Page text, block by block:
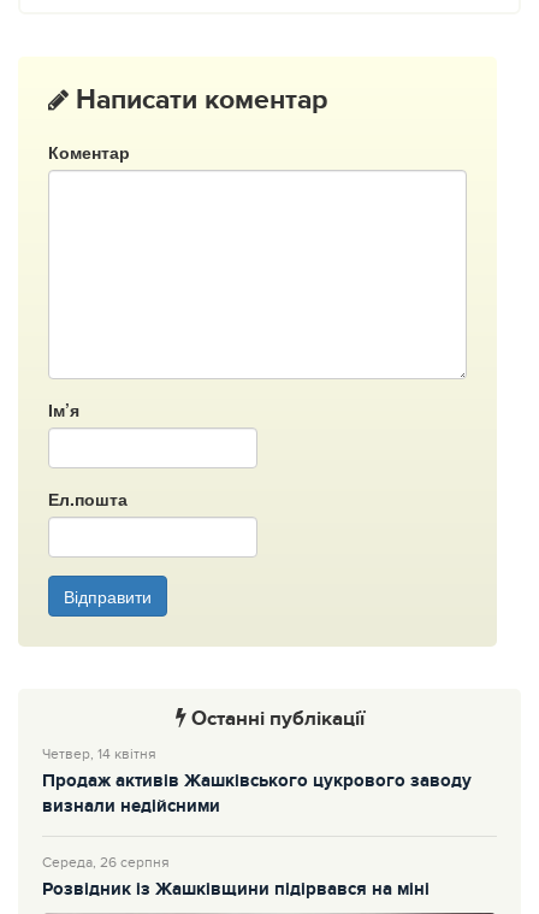
Написати коментар
Коментар
Ім’я
Ел.пошта
Відправити
Останні публікації
Четвер, 14 квітня
Продаж активів Жашківського цукрового заводу
визнали недійсними
Середа, 26 серпня
Розвідник із Жашківщини підірвався на міні